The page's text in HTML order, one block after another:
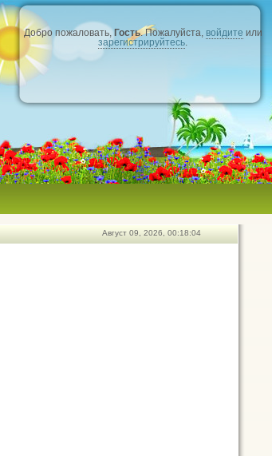
Добро пожаловать,Гость. Пожалуйста, войдите или
зарегистрируйтесь.
Август 09, 2026, 00:18:04